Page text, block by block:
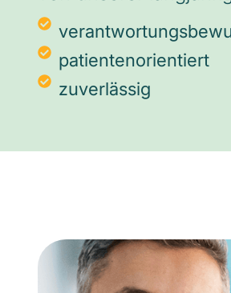
patientenorientiert
zuverlässig